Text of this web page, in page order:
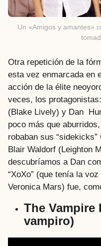
Un «Amigos y amantes»
Otra repetición de la
esta vez enmarcada en
acción de la élite
veces, los
(Blake Lively) y Dan
poco más que
robaban sus
Blair Waldorf (Leighton
descubríamos a Dan
“XoXo” (que tenía la
Veronica Mars) fue,
The Vampire
vampiro)